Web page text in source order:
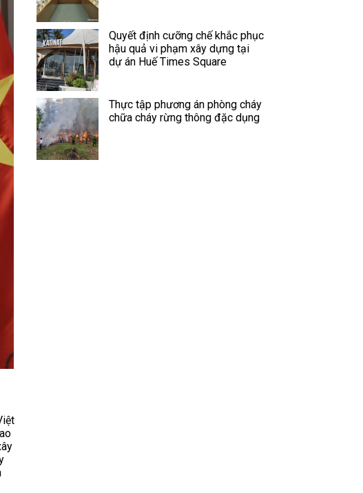
Quyết định cưỡng chế khắc phục
hậu quả vi phạm xây dựng tại
dự án Huế Times Square
Thực tập phương án phòng cháy
chữa cháy rừng thông đặc dụng